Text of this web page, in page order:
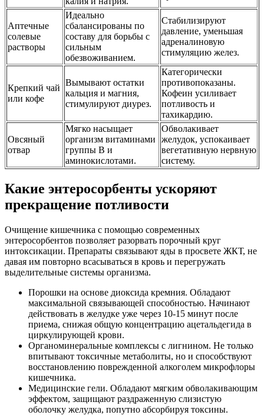
Аптечные
солевые
растворы
Идеально
сбалансированы по
составу для борьбы с
сильным
обезвоживанием.
Стабилизируют
давление, уменьшая
адреналиновую
стимуляцию желез.
Крепкий чай
или кофе
Вымывают остатки
кальция и магния,
стимулируют диурез.
Категорически
противопоказаны.
Кофеин усиливает
потливость и
тахикардию.
Овсяный
отвар
Мягко насыщает
организм витаминами
группы B и
аминокислотами.
Обволакивает
желудок, успокаивает
вегетативную нервную
систему.
Какие энтеросорбенты ускоряют
прекращение потливости
Очищение кишечника с помощью современных
энтеросорбентов позволяет разорвать порочный круг
интоксикации. Препараты связывают яды в просвете ЖКТ, не
давая им повторно всасываться в кровь и перегружать
выделительные системы организма.
Порошки на основе диоксида кремния. Обладают
максимальной связывающей способностью. Начинают
действовать в желудке уже через 10-15 минут после
приема, снижая общую концентрацию ацетальдегида в
циркулирующей крови.
Органоминеральные комплексы с лигнином. Не только
впитывают токсичные метаболиты, но и способствуют
восстановлению поврежденной алкоголем микрофлоры
кишечника.
Медицинские гели. Обладают мягким обволакивающим
эффектом, защищают раздраженную слизистую
оболочку желудка, попутно абсорбируя токсины.